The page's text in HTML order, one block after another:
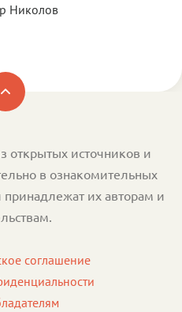
Николов
открытых источников и
в ознакомительных
принадлежат их авторам и
соглашение